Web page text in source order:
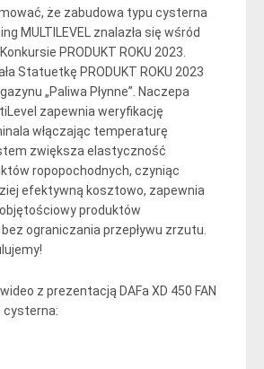
że zabudowa typu cysterna
MULTILEVEL znalazła się wśród
PRODUKT ROKU 2023.
Statuetkę PRODUKT ROKU 2023
„Paliwa Płynne”. Naczepa
zapewnia weryfikację
włączając temperaturę
zwiększa elastyczność
ropopochodnych, czyniąc
efektywną kosztowo, zapewnia
produktów
ograniczania przepływu zrzutu.
z prezentacją DAFa XD 450 FAN
cysterna: